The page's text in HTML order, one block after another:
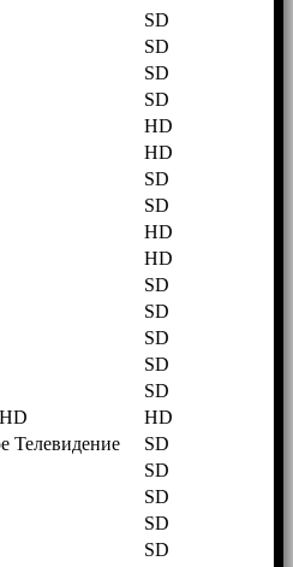
SD
SD
SD
SD
HD
HD
SD
SD
HD
HD
SD
SD
SD
SD
SD
HD
Телевидение
SD
SD
SD
SD
SD